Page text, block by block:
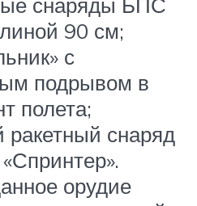
90 см;
с
подрывом в
полета;
снаряд
орудие